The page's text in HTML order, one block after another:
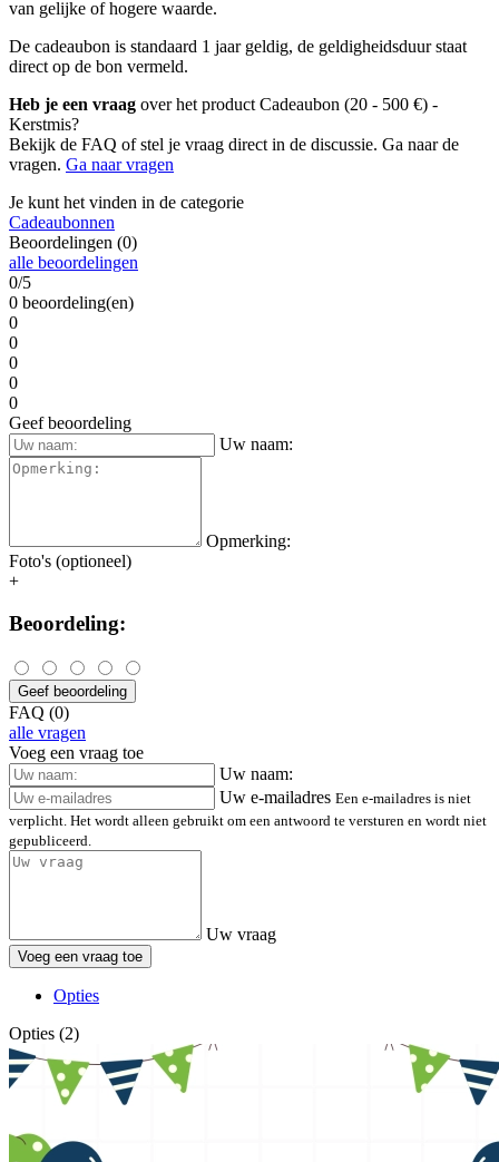
van gelijke of hogere waarde.
De cadeaubon is standaard 1 jaar geldig, de geldigheidsduur staat
direct op de bon vermeld.
Heb je een vraag over het product Cadeaubon (20 - 500 €) -
Kerstmis?
Bekijk de FAQ of stel je vraag direct in de discussie. Ga naar de
vragen. Ga naar vragen
Je kunt het vinden in de categorie
Cadeaubonnen
Beoordelingen (0)
alle beoordelingen
0/5
0 beoordeling(en)
0
0
0
0
0
Geef beoordeling
Uw naam:
Opmerking:
Foto's (optioneel)
+
Beoordeling:
Geef beoordeling
FAQ (0)
alle vragen
Voeg een vraag toe
Uw naam:
Uw e-mailadres Een e-mailadres is niet
verplicht. Het wordt alleen gebruikt om een antwoord te versturen en wordt niet
gepubliceerd.
Uw vraag
Voeg een vraag toe
Opties
Opties (2)